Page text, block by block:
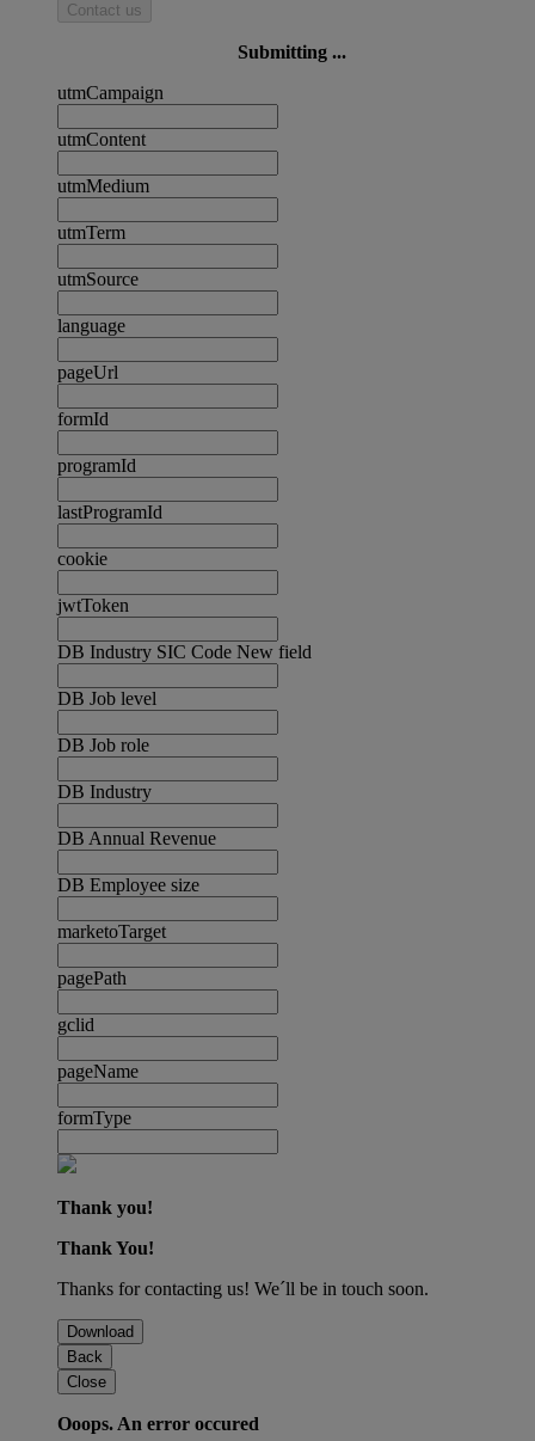
Contact us
Submitting ...
utmCampaign
utmContent
utmMedium
utmTerm
utmSource
language
pageUrl
formId
programId
lastProgramId
cookie
jwtToken
DB Industry SIC Code New field
DB Job level
DB Job role
DB Industry
DB Annual Revenue
DB Employee size
marketoTarget
pagePath
gclid
pageName
formType
Thank you!
Thank You!
Thanks for contacting us! We´ll be in touch soon.
Download
Back
Close
Ooops. An error occured